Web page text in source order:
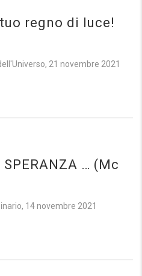
regno di luce!
21 novembre 2021
… (Mc
14 novembre 2021